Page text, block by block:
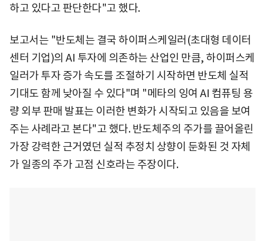
하고 있다고 판단한다"고 했다.
보고서는 "반도체는 결국 하이퍼스케일러(초대형 데이터
센터 기업)의 AI 투자에 의존하는 산업인 만큼, 하이퍼스케
일러가 투자 증가 속도를 조절하기 시작하면 반도체 실적
기대도 함께 낮아질 수 있다"며 "메타의 잉여 AI 컴퓨팅 용
량 외부 판매 발표는 이러한 변화가 시작되고 있음을 보여
주는 사례라고 본다"고 했다. 반도체주의 주가를 끌어올린
가장 강력한 근거였던 실적 추정치 상향이 둔화된 것 자체
가 일종의 주가 고점 신호라는 주장이다.